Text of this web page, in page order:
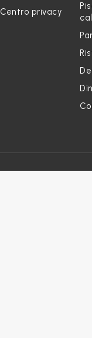
Centro privacy